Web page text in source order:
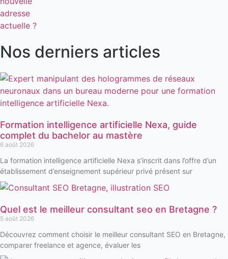
Nos derniers articles
Formation intelligence artificielle Nexa, guide
complet du bachelor au mastère
6 août 2026
La formation intelligence artificielle Nexa s’inscrit dans l’offre d’un
établissement d’enseignement supérieur privé présent sur
Quel est le meilleur consultant seo en Bretagne ?
5 août 2026
Découvrez comment choisir le meilleur consultant SEO en Bretagne,
comparer freelance et agence, évaluer les